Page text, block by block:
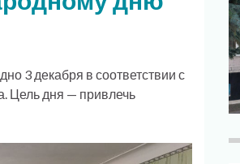
3 декабря в соответствии с
Цель дня — привлечь